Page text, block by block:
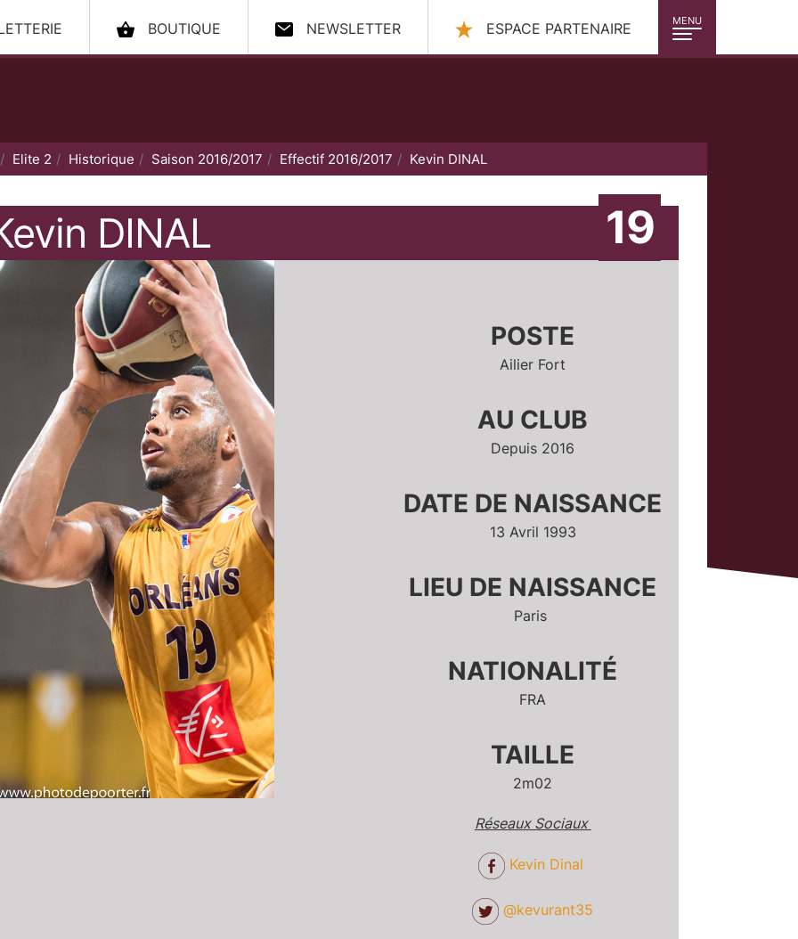
MENU
BOUTIQUE NEWSLETTER ESPACE PARTENAIRE
Elite 2 Historique Saison 2016/2017 Effectif 2016/2017 Kevin DINAL
DINAL 19
POSTE
Ailier Fort
AU CLUB
Depuis 2016
DATE DE NAISSANCE
13 Avril 1993
LIEU DE NAISSANCE
Paris
NATIONALITÉ
FRA
TAILLE
2m02
Réseaux Sociaux
Kevin Dinal
@kevurant35